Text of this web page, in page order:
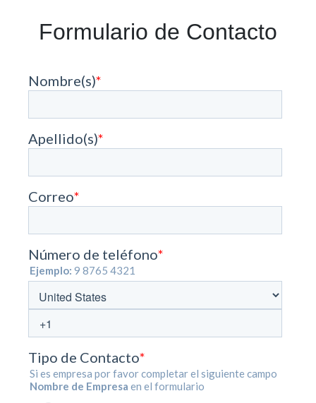
Formulario de Contacto